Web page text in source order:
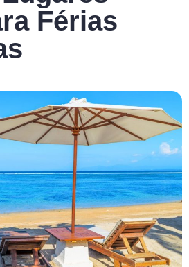
Férias